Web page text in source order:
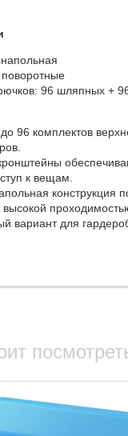
96 шляпных +
96 комплектов
к вещам.
конструкция
вариант для